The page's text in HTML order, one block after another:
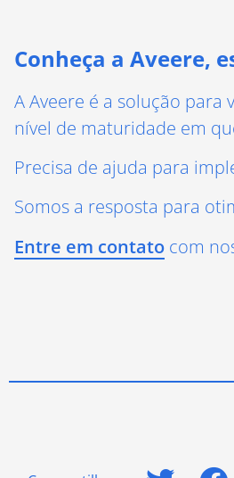
Conheça a Aveere,
A Aveere é a solução
nível de maturidade em
Precisa de ajuda para
Somos a resposta para
Entre em contato com